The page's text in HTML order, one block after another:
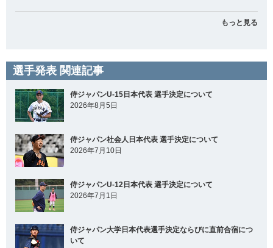
もっと見る
選手発表 関連記事
侍ジャパンU-15日本代表 選手決定について
2026年8月5日
侍ジャパン社会人日本代表 選手決定について
2026年7月10日
侍ジャパンU-12日本代表 選手決定について
2026年7月1日
侍ジャパン大学日本代表選手決定ならびに直前合宿につ
いて